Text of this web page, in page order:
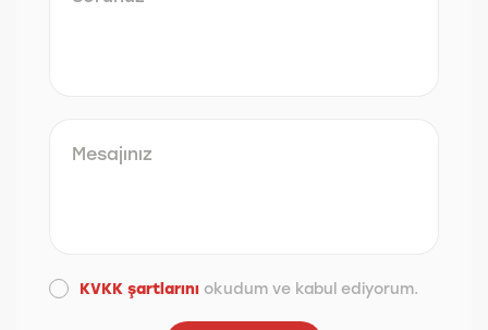
KVKK şartlarını okudum ve kabul ediyorum.